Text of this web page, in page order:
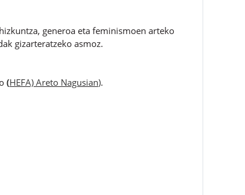
generoa eta feminismoen arteko
gizarteratzeko asmoz.
(HEFA) Areto Nagusian).